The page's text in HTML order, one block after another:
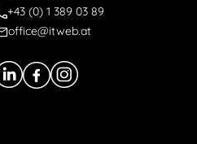
+43 (0) 1 389 03 89
office@itweb.at